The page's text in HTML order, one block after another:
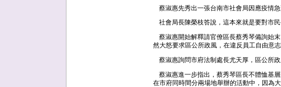
蔡淑惠先秀出一張台南市社會局因應疫情
社會局長陳榮枝答說，這本來就是要對市民
蔡淑惠開始解釋請官僚區長蔡秀琴備詢始
然大怒要求區公所政風，在違反員工自由意
蔡淑惠詢問市府法制處長尤天厚，區公所政
蔡淑惠進一步指出，蔡秀琴區長不體恤基
在市府同時間分兩場地舉辦的活動中，因為